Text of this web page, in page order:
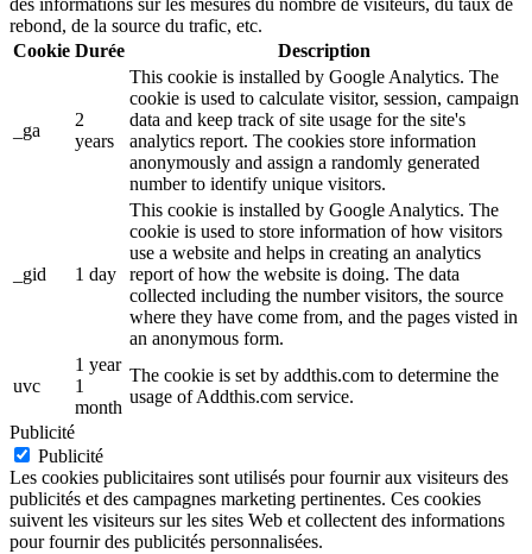
des informations sur les mesures du nombre de visiteurs, du taux de
rebond, de la source du trafic, etc.
Cookie Durée Description
_ga
2
years
This cookie is installed by Google Analytics. The
cookie is used to calculate visitor, session, campaign
data and keep track of site usage for the site's
analytics report. The cookies store information
anonymously and assign a randomly generated
number to identify unique visitors.
_gid 1 day
This cookie is installed by Google Analytics. The
cookie is used to store information of how visitors
use a website and helps in creating an analytics
report of how the website is doing. The data
collected including the number visitors, the source
where they have come from, and the pages visted in
an anonymous form.
uvc
1 year
1
month
The cookie is set by addthis.com to determine the
usage of Addthis.com service.
Publicité
Publicité
Les cookies publicitaires sont utilisés pour fournir aux visiteurs des
publicités et des campagnes marketing pertinentes. Ces cookies
suivent les visiteurs sur les sites Web et collectent des informations
pour fournir des publicités personnalisées.